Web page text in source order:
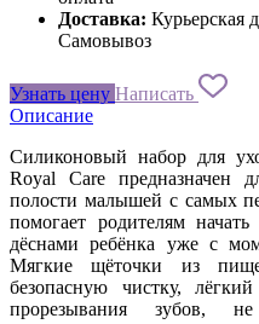
Доставка: Курьерская
Самовывоз
Узнать цену Написать
Описание
Силиконовый набор для
Royal Care предназначен
полости малышей с самых
помогает родителям
дёснами ребёнка уже с
Мягкие щёточки из
безопасную чистку,
прорезывания зубов,